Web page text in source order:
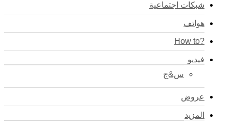
شبكات اجتماعية
هواتف
?How to
فيديو
س&ج
عروض
المزيد